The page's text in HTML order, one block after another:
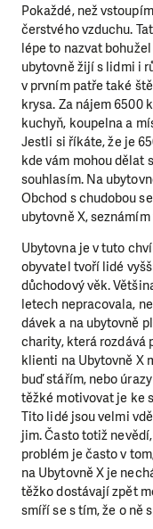
Pokaždé, než
čerstvého vzduchu.
lépe to nazvat
ubytovně žijí s lidmi i
v prvním patře také
krysa. Za nájem 6500
kuchyň, koupelna a
Jestli si říkáte, že je
kde vám mohou dělat
souhlasím. Na
Obchod s chudobou
ubytovně X,
Ubytovna je v tuto
obyvatel tvoří lidé
důchodový věk.
letech nepracovala,
dávek a na ubytovně
charity, která rozdává
klienti na Ubytovně X
buď stářím, nebo
těžké motivovat je ke
Tito lidé jsou velmi
jim. Často totiž
problém je často v
na Ubytovně X je
těžko dostávají zpět
smíří se s tím, že o ně